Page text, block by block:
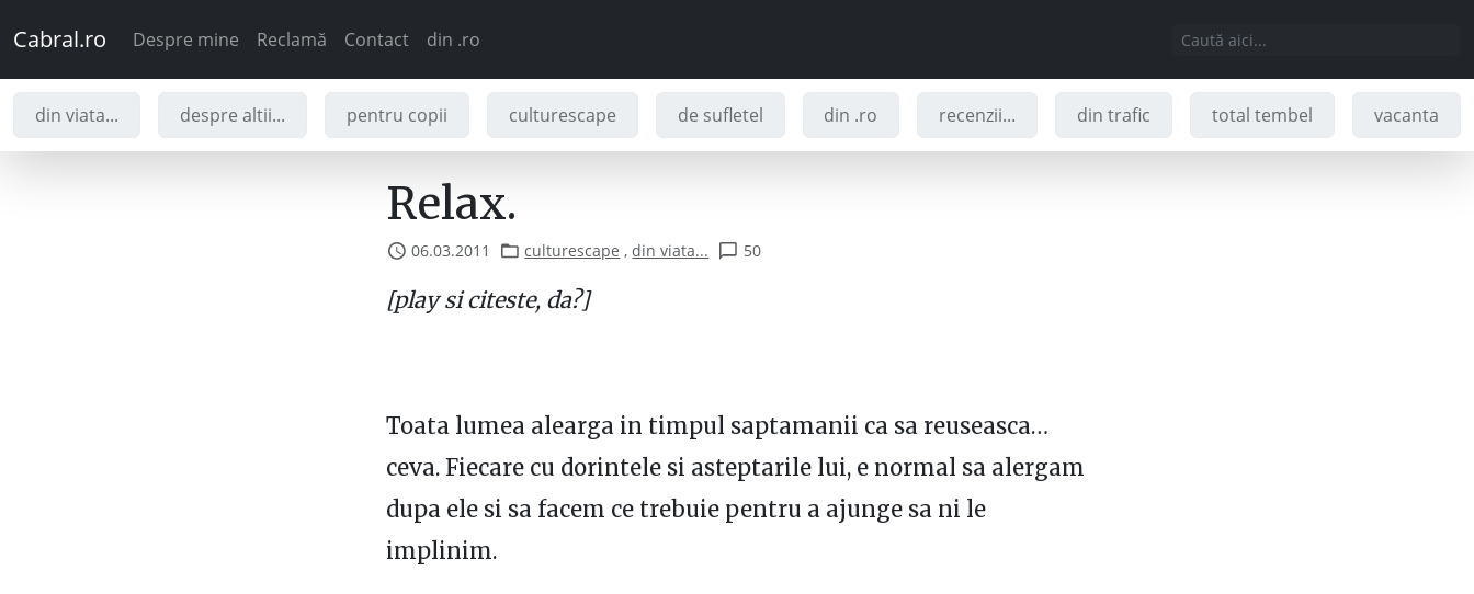
Cabral.ro Despre mine Reclamă Contact din .ro
din viata... despre altii... pentru copii culturescape de sufletel din .ro recenzii... din trafic total tembel vacanta
Relax.
06.03.2011 culturescape ,din viata... 50
[play si citeste, da?]
Toata lumea alearga in timpul saptamanii ca sa reuseasca…
ceva. Fiecare cu dorintele si asteptarile lui, e normal sa alergam
dupa ele si sa facem ce trebuie pentru a ajunge sa ni le
implinim.